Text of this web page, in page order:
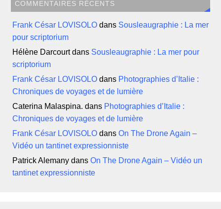
COMMENTAIRES RÉCENTS
Frank César LOVISOLO dans Sousleaugraphie : La mer
pour scriptorium
Hélène Darcourtdans Sousleaugraphie : La mer pour
scriptorium
Frank César LOVISOLO dans Photographies d’Italie :
Chroniques de voyages et de lumière
Caterina Malaspina. dans Photographies d’Italie :
Chroniques de voyages et de lumière
Frank César LOVISOLO dansOn The Drone Again –
Vidéo un tantinet expressionniste
Patrick Alemany dansOn The Drone Again – Vidéo un
tantinet expressionniste